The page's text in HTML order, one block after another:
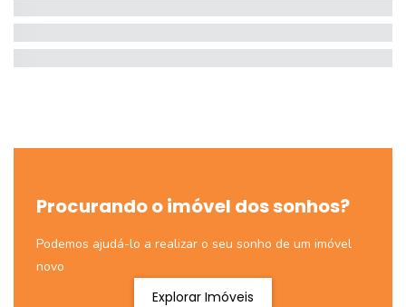
Procurando o imóvel dos sonhos?
Podemos ajudá-lo a realizar o seu sonho de um imóvel
novo
Explorar Imóveis